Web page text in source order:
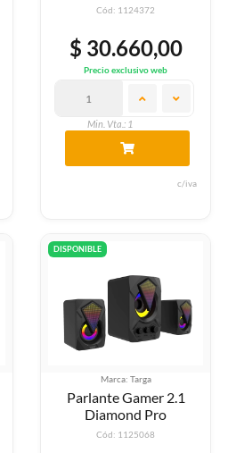
Cód: 1124372
$ 30.660,00
Precio exclusivo web
Min. Vta.: 1
c/iva
DISPONIBLE
Marca: Targa
Parlante Gamer 2.1
Diamond Pro
Cód: 1125068